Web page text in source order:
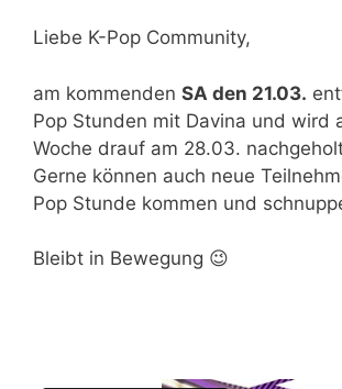
Liebe K-Pop Community,
am kommenden SA den 21.03.
Pop Stunden mit Davina und wird
Woche drauf am 28.03.
Gerne können auch neue
Pop Stunde kommen und
Bleibt in Bewegung 😉